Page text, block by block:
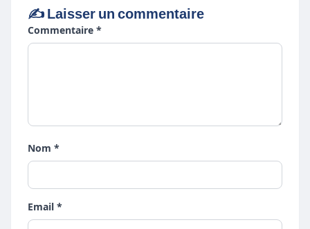
✍️ Laisser un commentaire
Commentaire *
Nom *
Email *